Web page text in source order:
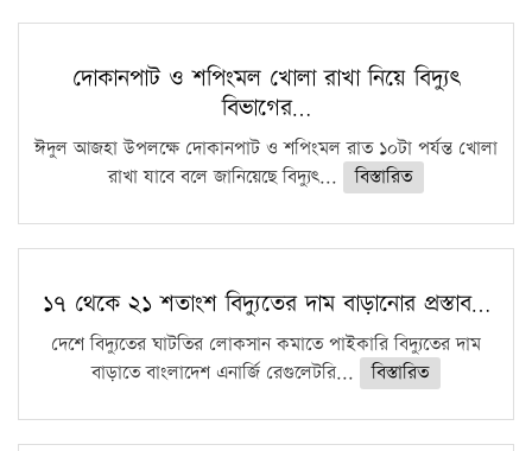
দোকানপাট ও শপিংমল খোলা রাখা নিয়ে বিদ্যুৎ
বিভাগের…
ঈদুল আজহা উপলক্ষে দোকানপাট ও শপিংমল রাত ১০টা পর্যন্ত খোলা
রাখা যাবে বলে জানিয়েছে বিদ্যুৎ...
বিস্তারিত
১৭ থেকে ২১ শতাংশ বিদ্যুতের দাম বাড়ানোর প্রস্তাব…
দেশে বিদ্যুতের ঘাটতির লোকসান কমাতে পাইকারি বিদ্যুতের দাম
বাড়াতে বাংলাদেশ এনার্জি রেগুলেটরি...
বিস্তারিত